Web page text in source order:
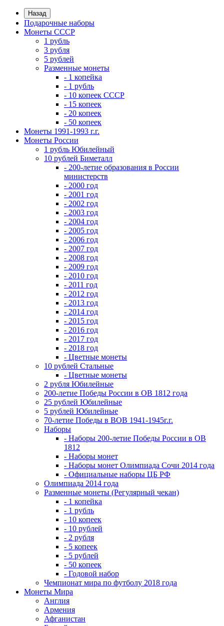
Назад
Подарочные наборы
Монеты СССР
1 рубль
3 рубля
5 рублей
Разменные монеты
- 1 копейка
- 1 рубль
- 10 копеек СССР
- 15 копеек
- 20 копеек
- 50 копеек
Монеты 1991-1993 г.г.
Монеты России
1 рубль Юбилейный
10 рублей Биметалл
- 200-летие образования в России
министерств
- 2000 год
- 2001 год
- 2002 год
- 2003 год
- 2004 год
- 2005 год
- 2006 год
- 2007 год
- 2008 год
- 2009 год
- 2010 год
- 2011 год
- 2012 год
- 2013 год
- 2014 год
- 2015 год
- 2016 год
- 2017 год
- 2018 год
- Цветные монеты
10 рублей Стальные
- Цветные монеты
2 рубля Юбилейные
200-летие Победы России в ОВ 1812 года
25 рублей Юбилейные
5 рублей Юбилейные
70-летие Победы в ВОВ 1941-1945г.г.
Наборы
- Наборы 200-летие Победы России в ОВ
1812
- Наборы монет
- Наборы монет Олимпиада Сочи 2014 года
- Официальные наборы ЦБ РФ
Олимпиада 2014 года
Разменные монеты (Регулярный чекан)
- 1 копейка
- 1 рубль
- 10 копеек
- 10 рублей
- 2 рубля
- 5 копеек
- 5 рублей
- 50 копеек
- Годовой набор
Чемпионат мира по футболу 2018 года
Монеты Мира
Англия
Армения
Афганистан